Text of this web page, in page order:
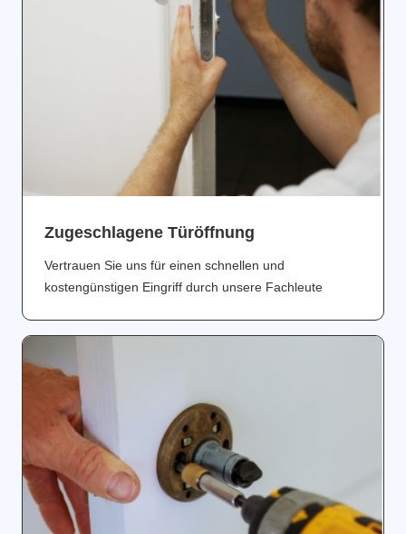
Zugeschlagene Türöffnung
Vertrauen Sie uns für einen schnellen und
kostengünstigen Eingriff durch unsere Fachleute